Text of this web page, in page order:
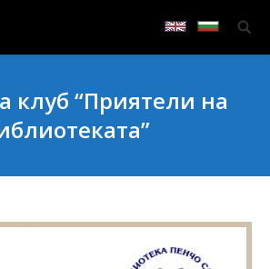
клуб “Приятели на